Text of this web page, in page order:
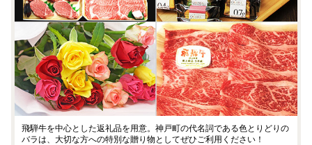
飛騨牛を中心とした返礼品を用意。神戸町の代名詞である色とりどりの
バラは、大切な方への特別な贈り物としてぜひご利用ください！